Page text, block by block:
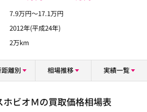
7.9万円〜17.1万円
2012年(平成24年)
2万km
離別 相場推移 実績一覧
ホビオＭの買取価格相場表